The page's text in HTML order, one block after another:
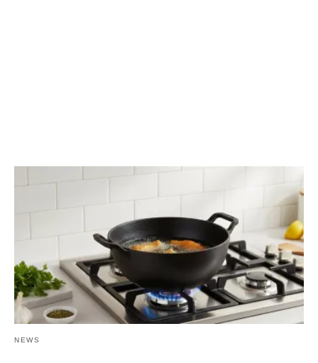
NEWS